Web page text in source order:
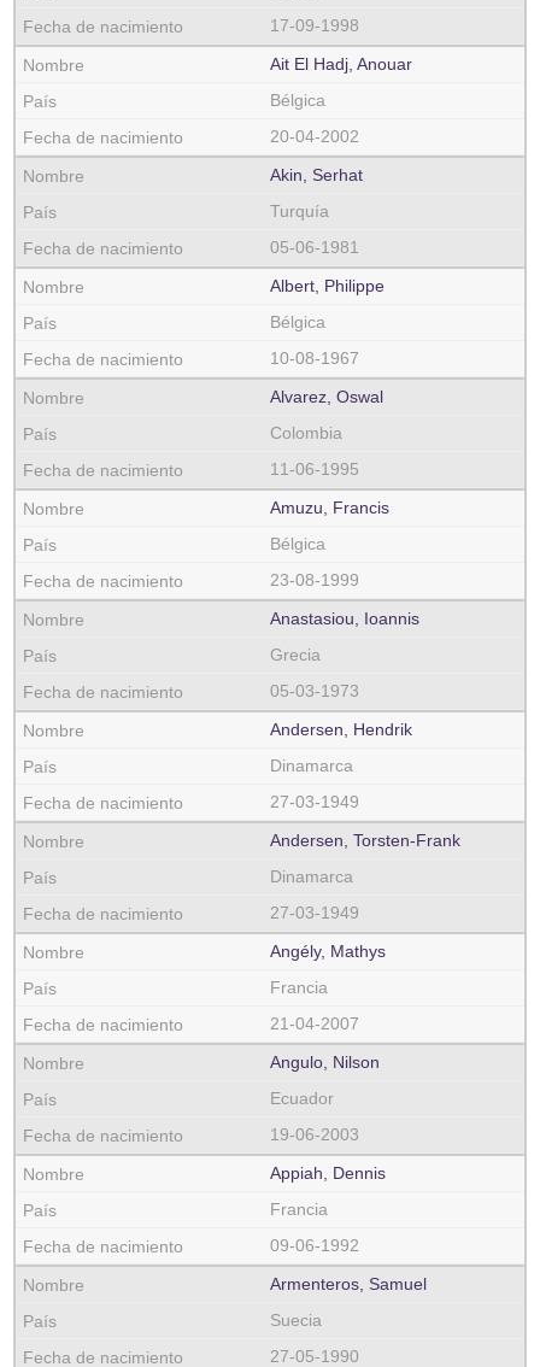
17-09-1998
Ait El Hadj, Anouar
Bélgica
20-04-2002
Akin, Serhat
Turquía
05-06-1981
Albert, Philippe
Bélgica
10-08-1967
Alvarez, Oswal
Colombia
11-06-1995
Amuzu, Francis
Bélgica
23-08-1999
Anastasiou, Ioannis
Grecia
05-03-1973
Andersen, Hendrik
Dinamarca
27-03-1949
Andersen, Torsten-Frank
Dinamarca
27-03-1949
Angély, Mathys
Francia
21-04-2007
Angulo, Nilson
Ecuador
19-06-2003
Appiah, Dennis
Francia
09-06-1992
Armenteros, Samuel
Suecia
27-05-1990